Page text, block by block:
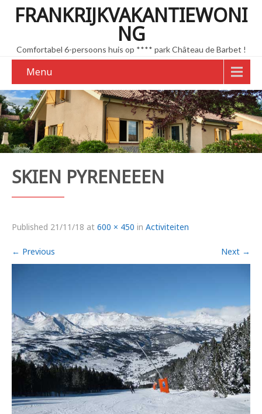
FRANKRIJKVAKANTIEWONI
NG
Comfortabel 6-persoons huis op **** park Château de Barbet !
Menu
SKIEN PYRENEEEN
Published 21/11/18 at 600 × 450 in Activiteiten
← Previous Next →